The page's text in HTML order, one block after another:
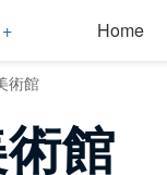
Home
術館
館